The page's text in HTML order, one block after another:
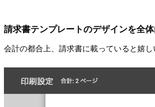
請求書テンプレートのデザインを全
会計の都合上、請求書に載っていると嬉